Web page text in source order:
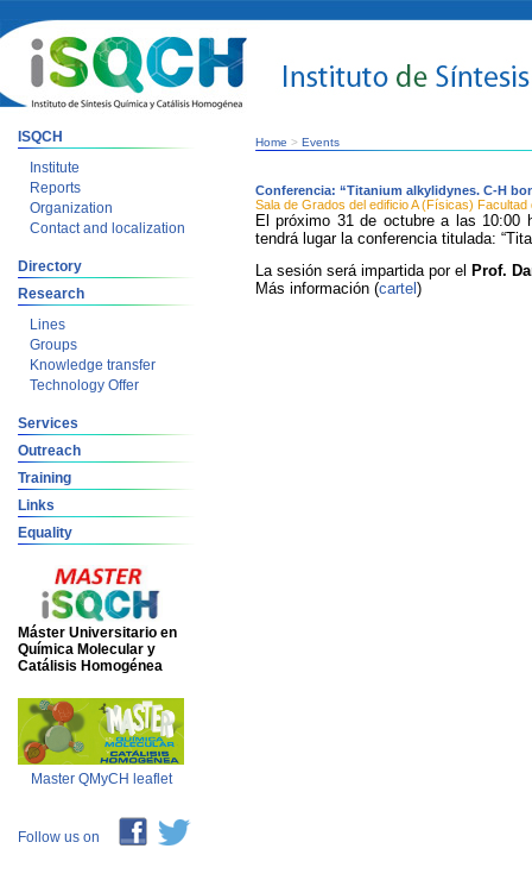
ISQCH
Institute
Reports
Organization
Contact and localization
Directory
Research
Lines
Groups
Knowledge transfer
Technology Offer
Services
Outreach
Training
Links
Equality
Máster Universitario en
Química Molecular y
Catálisis Homogénea
Master QMyCH leaflet
Follow us on
Home > Events
Conferencia: “Titanium alkylidynes. C-H
Sala de Grados del edificio A (Físicas)
El próximo 31 de octubre a las 10:00
tendrá lugar la conferencia titulada:
La sesión será impartida por el Prof.
Más información (cartel )